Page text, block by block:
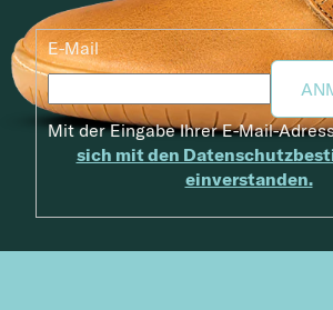
E-Mail
Mit der Eingabe Ihrer E-Mail-
sich mit den
einverstanden.